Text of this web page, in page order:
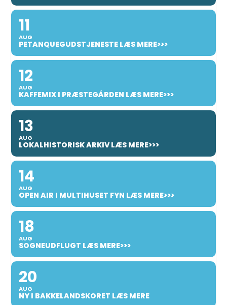
11
AUG
PETANQUEGUDSTJENESTE LÆS MERE>>>
12
AUG
KAFFEMIX I PRÆSTEGÅRDEN LÆS MERE>>>
13
AUG
LOKALHISTORISK ARKIV LÆS MERE>>>
14
AUG
OPEN AIR I MULTIHUSET FYN LÆS MERE>>>
18
AUG
SOGNEUDFLUGT LÆS MERE>>>
20
AUG
NY I BAKKELANDSKORET LÆS MERE